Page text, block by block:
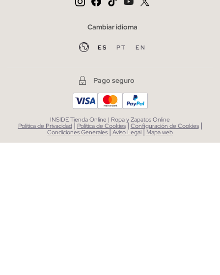
Cambiar idioma
ES PT EN
Pago seguro
INSIDE Tienda Online | Ropa y Zapatos Online
Política de Privacidad | Política de Cookies| Configuración de Cookies |
Condiciones Generales|Aviso Legal| Mapa web